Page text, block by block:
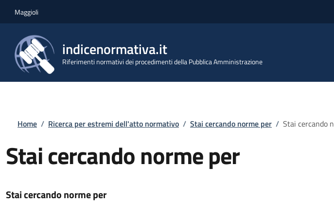
Maggioli
indicenormativa.it
Riferimenti normativi dei procedimenti della Pubblica Amministrazione
Briciole di pane
Home / Ricerca per estremi dell'atto normativo / Stai cercando norme per / Stai cercando
Stai cercando norme per
Stai cercando norme per